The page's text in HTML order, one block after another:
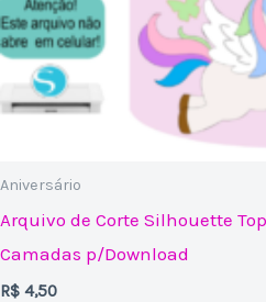
Aniversário
Arquivo de Corte Silhouette
Camadas p/Download
R$ 4,50